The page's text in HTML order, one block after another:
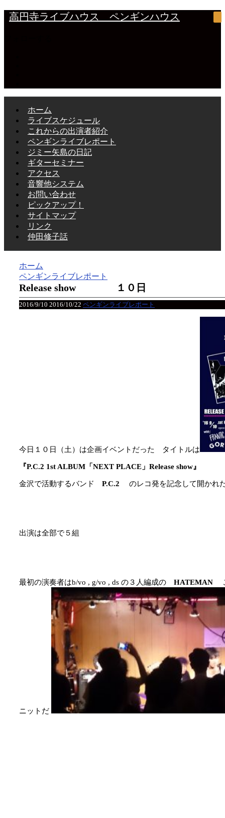
高円寺ライブハウス ペンギンハウス
ホーム
ライブスケジュール
これからの出演者紹介
ペンギンライブレポート
ジミー矢島の日記
ギターセミナー
アクセス
音響他システム
お問い合わせ
ピックアップ！
サイトマップ
リンク
仲田修子話
ホーム
ペンギンライブレポート
Release show １０日
2016/9/10 2016/10/22 ペンギンライブレポート
今日１０日（土）は企画イベントだった タイトルは
『P.C.2 1st ALBUM「NEXT PLACE」Release show』
金沢で活動するバンド P.C.2 のレコ発を記念して開かれ
出演は全部で５組
最初の演奏者はb/vo , g/vo , ds の３人編成の HATEMAN
ニットだ